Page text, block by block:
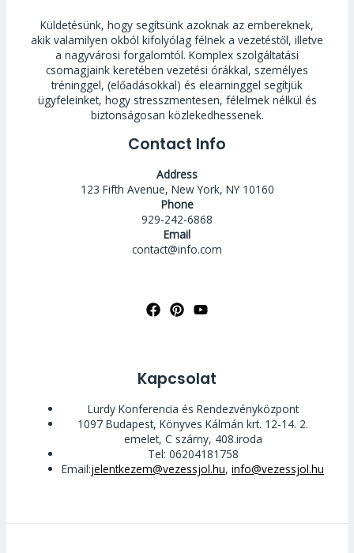
Küldetésünk, hogy segítsünk azoknak az embereknek,
akik valamilyen okból kifolyólag félnek a vezetéstől, illetve
a nagyvárosi forgalomtól. Komplex szolgáltatási
csomagjaink keretében vezetési órákkal, személyes
tréninggel, (előadásokkal) és elearninggel segítjük
ügyfeleinket, hogy stresszmentesen, félelmek nélkül és
biztonságosan közlekedhessenek.
Contact Info
Address
123 Fifth Avenue, New York, NY 10160
Phone
929-242-6868
Email
contact@info.com
Kapcsolat
Lurdy Konferencia és Rendezvényközpont
1097 Budapest, Könyves Kálmán krt. 12-14. 2.
emelet, C szárny, 408.iroda
Tel: 06204181758
Email:jelentkezem@vezessjol.hu, info@vezessjol.hu